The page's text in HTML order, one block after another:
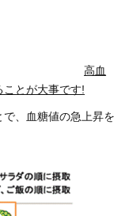
高血
とが大事です!
、血糖値の急上昇を